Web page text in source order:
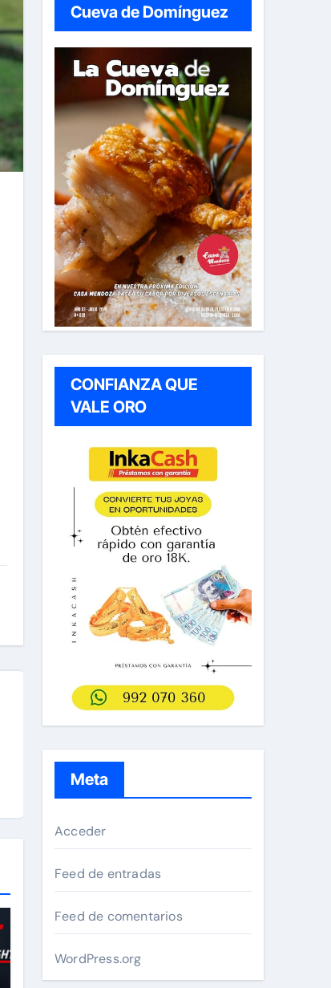
Cueva de Domínguez
CONFIANZA QUE
VALE ORO
Meta
Acceder
Feed de entradas
Feed de comentarios
WordPress.org